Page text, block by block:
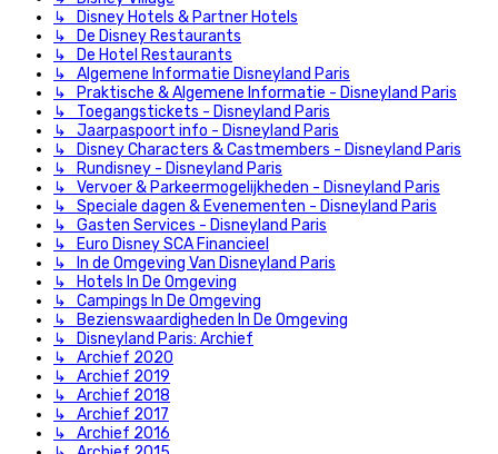
↳ Disney Hotels & Partner Hotels
↳ De Disney Restaurants
↳ De Hotel Restaurants
↳ Algemene Informatie Disneyland Paris
↳ Praktische & Algemene Informatie - Disneyland Paris
↳ Toegangstickets - Disneyland Paris
↳ Jaarpaspoort info - Disneyland Paris
↳ Disney Characters & Castmembers - Disneyland Paris
↳ Rundisney - Disneyland Paris
↳ Vervoer & Parkeermogelijkheden - Disneyland Paris
↳ Speciale dagen & Evenementen - Disneyland Paris
↳ Gasten Services - Disneyland Paris
↳ Euro Disney SCA Financieel
↳ In de Omgeving Van Disneyland Paris
↳ Hotels In De Omgeving
↳ Campings In De Omgeving
↳ Bezienswaardigheden In De Omgeving
↳ Disneyland Paris: Archief
↳ Archief 2020
↳ Archief 2019
↳ Archief 2018
↳ Archief 2017
↳ Archief 2016